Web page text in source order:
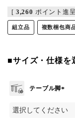
[ 3,260 ポイント進
組立品 複数梱包商
■サイズ・仕様を
テーブル脚
必